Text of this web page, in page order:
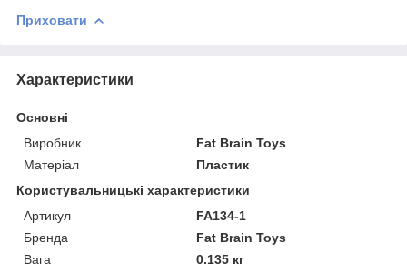
Приховати
Характеристики
Основні
Виробник
Fat Brain Toys
Матеріал
Пластик
Користувальницькі характеристики
Артикул
FA134-1
Бренда
Fat Brain Toys
Вага
0.135 кг